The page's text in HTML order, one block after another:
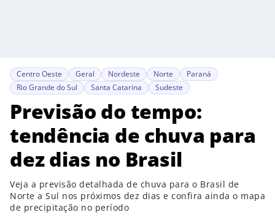
Centro Oeste Geral Nordeste Norte
Paraná
Rio Grande do Sul
Santa Catarina Sudeste
Previsão do tempo:
tendência de chuva para
dez dias no Brasil
Veja a previsão detalhada de chuva para o Brasil de
Norte a Sul nos próximos dez dias e confira ainda o mapa
de precipitação no período